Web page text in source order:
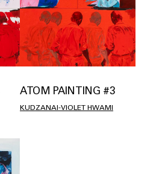
ATOM PAINTING #3
KUDZANAI-VIOLET HWAMI